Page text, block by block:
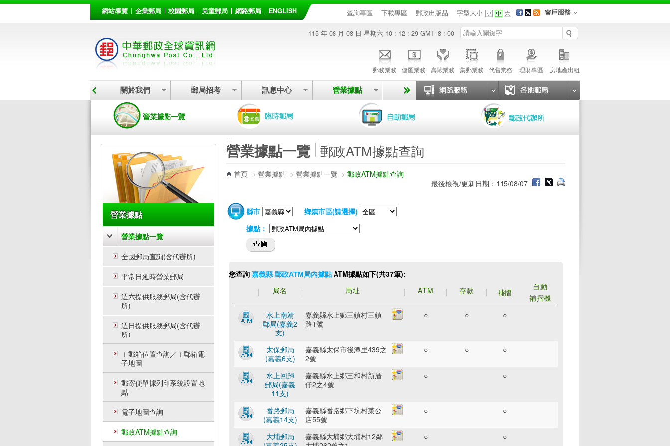
::: 網站導覽 企業郵局 校園郵局 兒童郵局 網路郵局 ENGLISH 查詢專區 下載專區 郵政出版品 字型大小
115 年 08 月 08 日 星期六 10 : 12 : 29 GMT+8 : 00
郵務業務 儲匯業務 壽險業務 集郵業務 代售業務 理財專區 房地產出租
關於我們 郵局招考 訊息中心 營業據點
營業據點
營業據點一覽
全國郵局查詢(含代辦所)
平常日延時營業郵局
週六提供服務郵局(含代辦
所)
週日提供服務郵局(含代辦
所)
ｉ郵箱位置查詢／ｉ郵箱電
子地圖
郵寄便單據列印系統設置地
點
電子地圖查詢
郵政ATM據點查詢
營業據點一覽 郵政ATM據點查詢
首頁 > 營業據點 > 營業據點一覽 > 郵政ATM據點查詢
最後檢視/更新日期：115/08/07
縣市
鄉鎮市區(請選擇)
據點：
您查詢 嘉義縣 郵政ATM局內據點 ATM據點如下(共37筆):
局名
局址 ATM 存款 補摺
自動
補摺機
水上南靖
郵局(嘉義2
支)
嘉義縣水上鄉三鎮村三鎮
路1號
○ ○ ○
太保郵局
(嘉義6支)
嘉義縣太保市後潭里439之
2號
○ ○ ○
水上回歸
郵局(嘉義
11支)
嘉義縣水上鄉三和村新厝
仔2之4號
○ ○
番路郵局
(嘉義14支)
嘉義縣番路鄉下坑村菜公
店55號
○ ○
大埔郵局
嘉義縣大埔鄉大埔村12鄰
○ ○